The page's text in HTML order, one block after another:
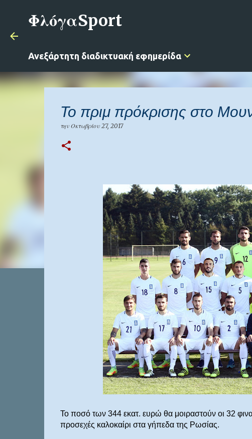
ΦλόγαSport
Ανεξάρτητη διαδικτυακή εφημερίδα
Το πριμ πρόκρισης στο
την Οκτωβρίου 27, 2017
Το ποσό των 344 εκατ. ευρώ θα μοιραστούν οι 32
προσεχές καλοκαίρι στα γήπεδα της Ρωσίας.